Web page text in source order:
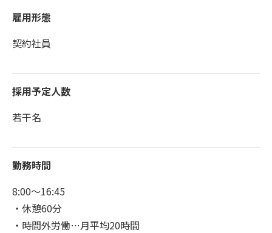
雇用形態
契約社員
採用予定人数
若干名
勤務時間
8:00～16:45
・休憩60分
・時間外労働…月平均20時間